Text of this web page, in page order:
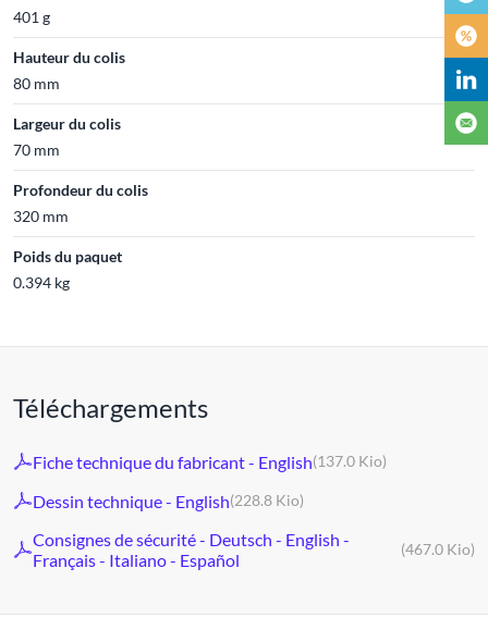
401 g
Hauteur du colis
80 mm
Largeur du colis
70 mm
Profondeur du colis
320 mm
Poids du paquet
0.394 kg
Téléchargements
Fiche technique du fabricant - English(137.0 Kio)
Dessin technique - English(228.8 Kio)
Consignes de sécurité - Deutsch - English -
Français - Italiano - Español
(467.0 Kio)